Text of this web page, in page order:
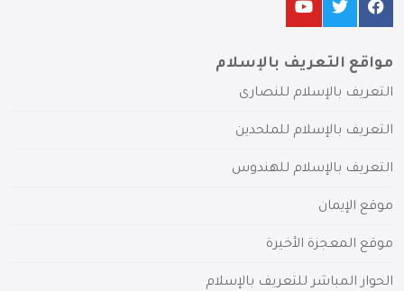
مواقع التعريف بالإسلام
التعريف بالإسلام للنصارى
التعريف بالإسلام للملحدين
التعريف بالإسلام للهندوس
موقع الإيمان
موقع المعجزة الأخيرة
الحوار المباشر للتعريف بالإسلام